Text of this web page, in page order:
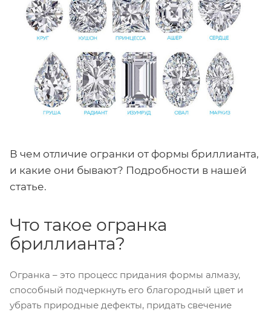
В чем отличие огранки от формы бриллианта,
и какие они бывают? Подробности в нашей
статье.
Что такое огранка
бриллианта?
Огранка – это процесс придания формы алмазу,
способный подчеркнуть его благородный цвет и
убрать природные дефекты, придать свечение